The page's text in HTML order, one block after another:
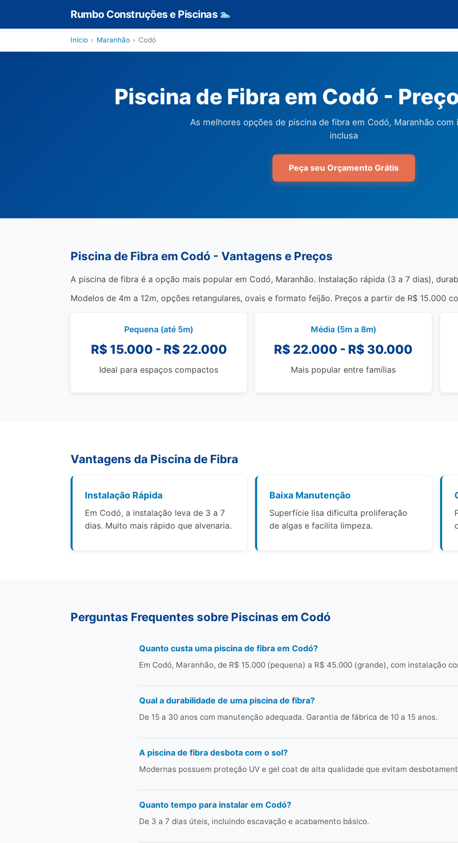
Rumbo Construções e Piscinas 🏊
Início › Maranhão › Codó
Piscina de Fibra em Codó -
As melhores opções de piscina de fibra em Codó, Maranhão com
inclusa
Peça seu Orçamento Grátis
Piscina de Fibra em Codó - Vantagens e Preços
A piscina de fibra é a opção mais popular em Codó, Maranhão. Instalação rápida (3 a 7 dias),
Modelos de 4m a 12m, opções retangulares, ovais e formato feijão. Preços a partir de R$ 15.000
Pequena (até 5m)
R$ 15.000 - R$ 22.000
Ideal para espaços compactos
Média (5m a 8m)
R$ 22.000 - R$ 30.000
Mais popular entre famílias
Vantagens da Piscina de Fibra
Instalação Rápida
Em Codó, a instalação leva de 3 a 7
dias. Muito mais rápido que alvenaria.
Baixa Manutenção
Superfície lisa dificulta proliferação
de algas e facilita limpeza.
Perguntas Frequentes sobre Piscinas em Codó
Quanto custa uma piscina de fibra em Codó?
Em Codó, Maranhão, de R$ 15.000 (pequena) a R$ 45.000 (grande), com instalação
Qual a durabilidade de uma piscina de fibra?
De 15 a 30 anos com manutenção adequada. Garantia de fábrica de 10 a 15 anos.
A piscina de fibra desbota com o sol?
Modernas possuem proteção UV e gel coat de alta qualidade que evitam
Quanto tempo para instalar em Codó?
De 3 a 7 dias úteis, incluindo escavação e acabamento básico.